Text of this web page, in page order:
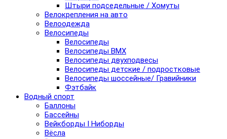
Штыри подседельные / Хомуты
Велокрепления на авто
Велоодежда
Велосипеды
Велосипеды
Велосипеды BMX
Велосипеды двухподвесы
Велосипеды детские / подростковые
Велосипеды шоссейные/ Гравийники
Фэтбайк
Водный спорт
Баллоны
Бассейны
Вейкборды I Ниборды
Вёсла